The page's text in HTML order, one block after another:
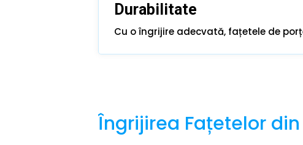
Durabilitate
Cu o îngrijire adecvată, fațetele de
Îngrijirea Fațetelor